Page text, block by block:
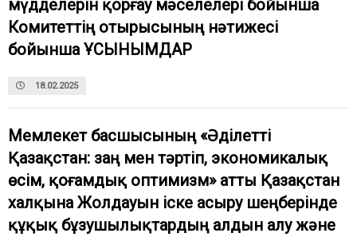
мүдделерін қорғау мәселелері бойынша
Комитеттің отырысының нәтижесі
бойынша ҰСЫНЫМДАР
18.02.2025
Мемлекет басшысының «Әділетті
Қазақстан: заң мен тәртіп, экономикалық
өсім, қоғамдық оптимизм» атты Қазақстан
халқына Жолдауын іске асыру шеңберінде
құқық бұзушылықтардың алдын алу және